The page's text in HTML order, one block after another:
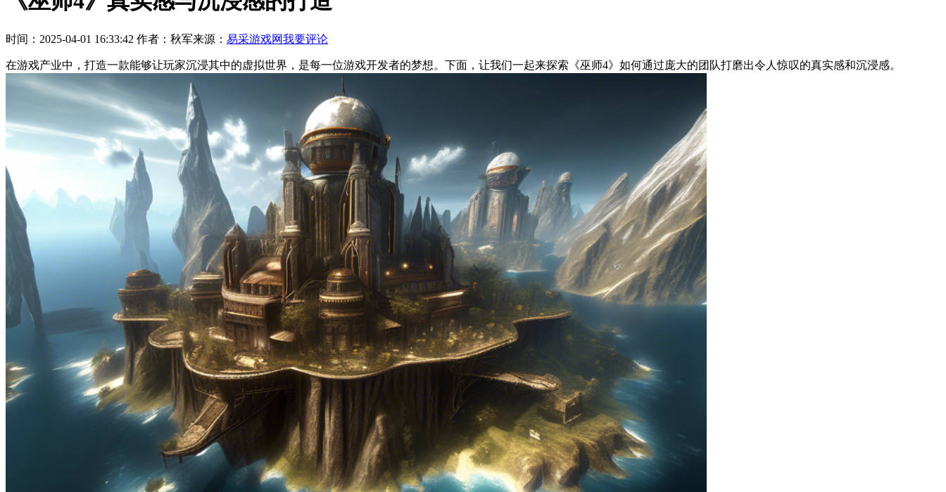
时间：2025-04-01 16:33:42 作者：秋军来源： 易采游戏网我要评论
在游戏产业中，打造一款能够让玩家沉浸其中的虚拟世界，是每一位游戏开发者的梦想。下面，让我们一起来探索《巫师4》如何通过庞大的团队打磨出令人惊叹的真实感和沉浸感。